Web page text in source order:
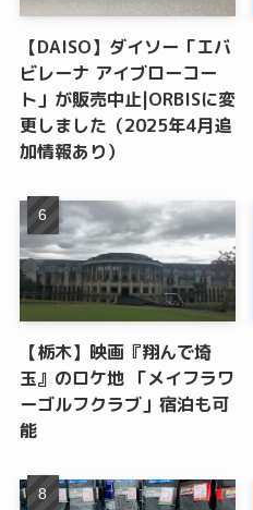
【DAISO】ダイソー「エバ
ビレーナ アイブローコー
ト」が販売中止|ORBISに変
更しました（2025年4月追
加情報あり）
【栃木】映画『翔んで埼
玉』のロケ地 「メイフラワ
ーゴルフクラブ」宿泊も可
能